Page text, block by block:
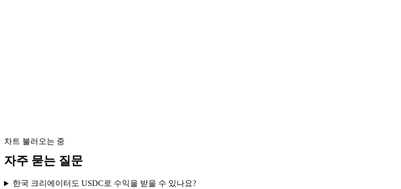
차트 불러오는 중
자주 묻는 질문
한국 크리에이터도 USDC로 수익을 받을 수 있나요?